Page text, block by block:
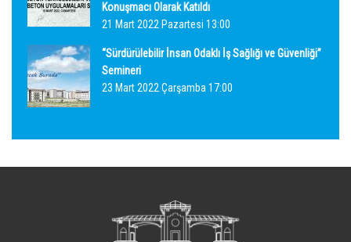
Konuşmacı Olarak Katıldı
21 Mart 2022 Pazartesi 13:00
“Sürdürülebilir İnsan Odaklı İş Sağlığı ve Güvenliği”
Semineri
23 Mart 2022 Çarşamba 17:00